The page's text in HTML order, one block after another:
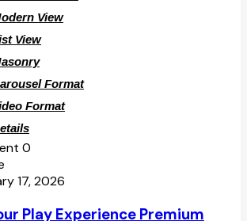
View
View
Format
Format
0
17, 2026
Play Experience Premium